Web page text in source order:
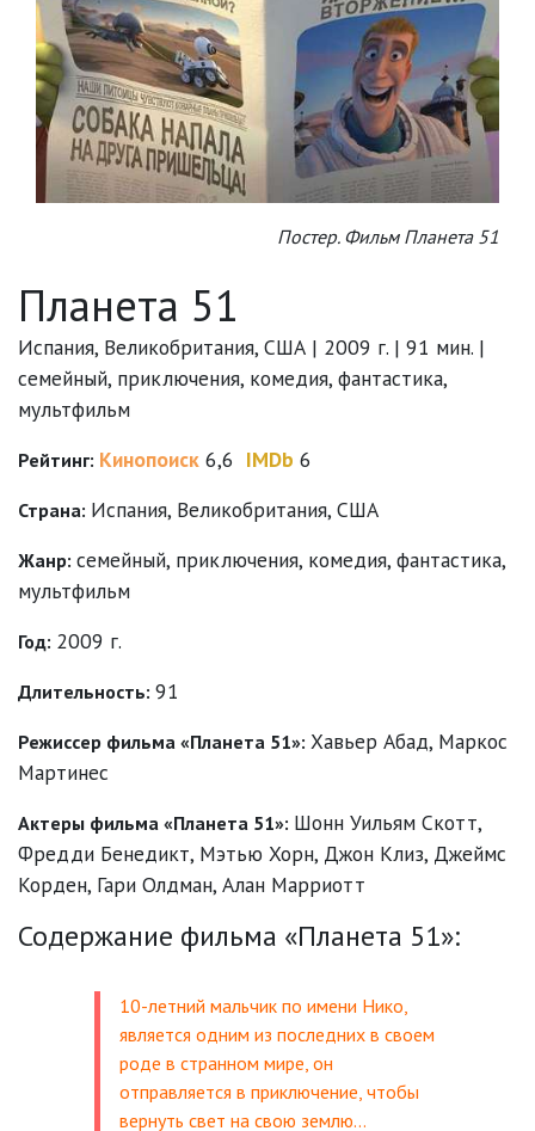
Постер. Фильм Планета 51
Планета 51
Испания, Великобритания, США | 2009 г. | 91 мин. |
семейный, приключения, комедия, фантастика,
мультфильм
Рейтинг: Кинопоиск 6,6 IMDb 6
Страна: Испания, Великобритания, США
Жанр: семейный, приключения, комедия, фантастика,
мультфильм
Год: 2009 г.
Длительность: 91
Режиссер фильма «Планета 51»: Хавьер Абад, Маркос
Мартинес
Актеры фильма «Планета 51»: Шонн Уильям Скотт,
Фредди Бенедикт, Мэтью Хорн, Джон Клиз, Джеймс
Корден, Гари Олдман, Алан Марриотт
Содержание фильма «Планета 51»:
10-летний мальчик по имени Нико,
является одним из последних в своем
роде в странном мире, он
отправляется в приключение, чтобы
вернуть свет на свою землю…